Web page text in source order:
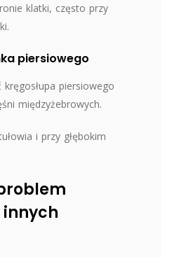
klatki, często przy
piersiowego
piersiowego
międzyżebrowych.
i przy głębokim
innych